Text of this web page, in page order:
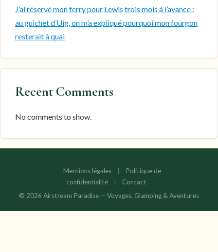
J’ai réservé mon ferry pour Lewis trois mois à l’avance :
au guichet d’Uig, on m’a expliqué pourquoi mon fourgon
resterait à quai
Recent Comments
No comments to show.
Mentions légales
Politique de
confidentialité
Contact
© 2026 Airstream Paradise — Voyages, Glamping & Aventures